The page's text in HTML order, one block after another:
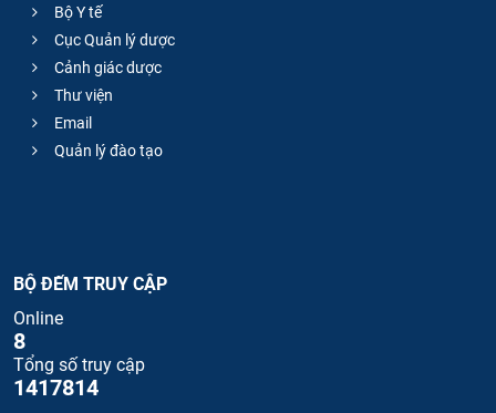
Bộ Y tế
Cục Quản lý dược
Cảnh giác dược
Thư viện
Email
Quản lý đào tạo
BỘ ĐẾM TRUY CẬP
Online
8
Tổng số truy cập
1417814